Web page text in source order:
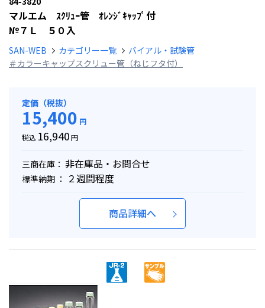
マルエム ｽｸﾘｭｰ管 ｵﾚﾝｼﾞｷｬｯﾌﾟ付
№７Ｌ ５０入
SAN-WEB カテゴリー一覧
バイアル・試験管
＃カラーキャップスクリュー管（ねじフタ付）
定価（税抜）
15,400 円
税込 16,940円
三商在庫： 非在庫品・お問合せ
標準納期 ： ２週間程度
商品詳細へ